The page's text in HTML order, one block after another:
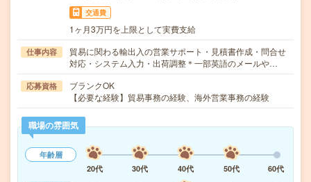
交通費
1ヶ月3万円を上限として実費支給
仕事内容
貿易に関わる輸出入の営業サポート・見積書作成・問合せ
対応・システム入力・出荷調整＊一部英語のメールや…
応募資格
ブランクOK
【必要な経験】貿易事務の経験、海外営業事務の経験
職場の雰囲気
年齢層
20代
30代 40代 50代
60代